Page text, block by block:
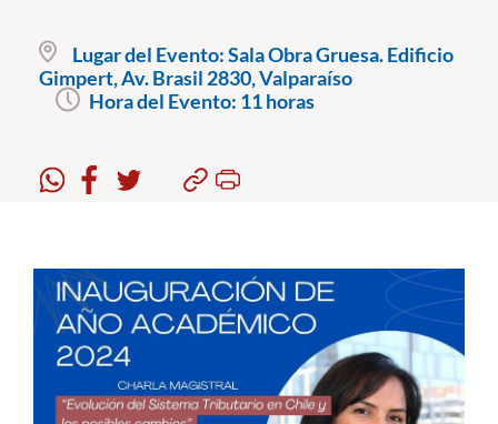
Pregrado
Postgrado
Formación Continua
Académicos
Funcionarios
Alumni
Lugar del Evento:Sala Obra Gruesa. Edificio
Gimpert, Av. Brasil 2830, Valparaíso
Hora del Evento: 11 horas